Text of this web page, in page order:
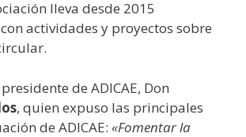
lleva desde 2015
actividades y proyectos sobre
de ADICAE, Don
, quien expuso las principales
de ADICAE: «Fomentar la